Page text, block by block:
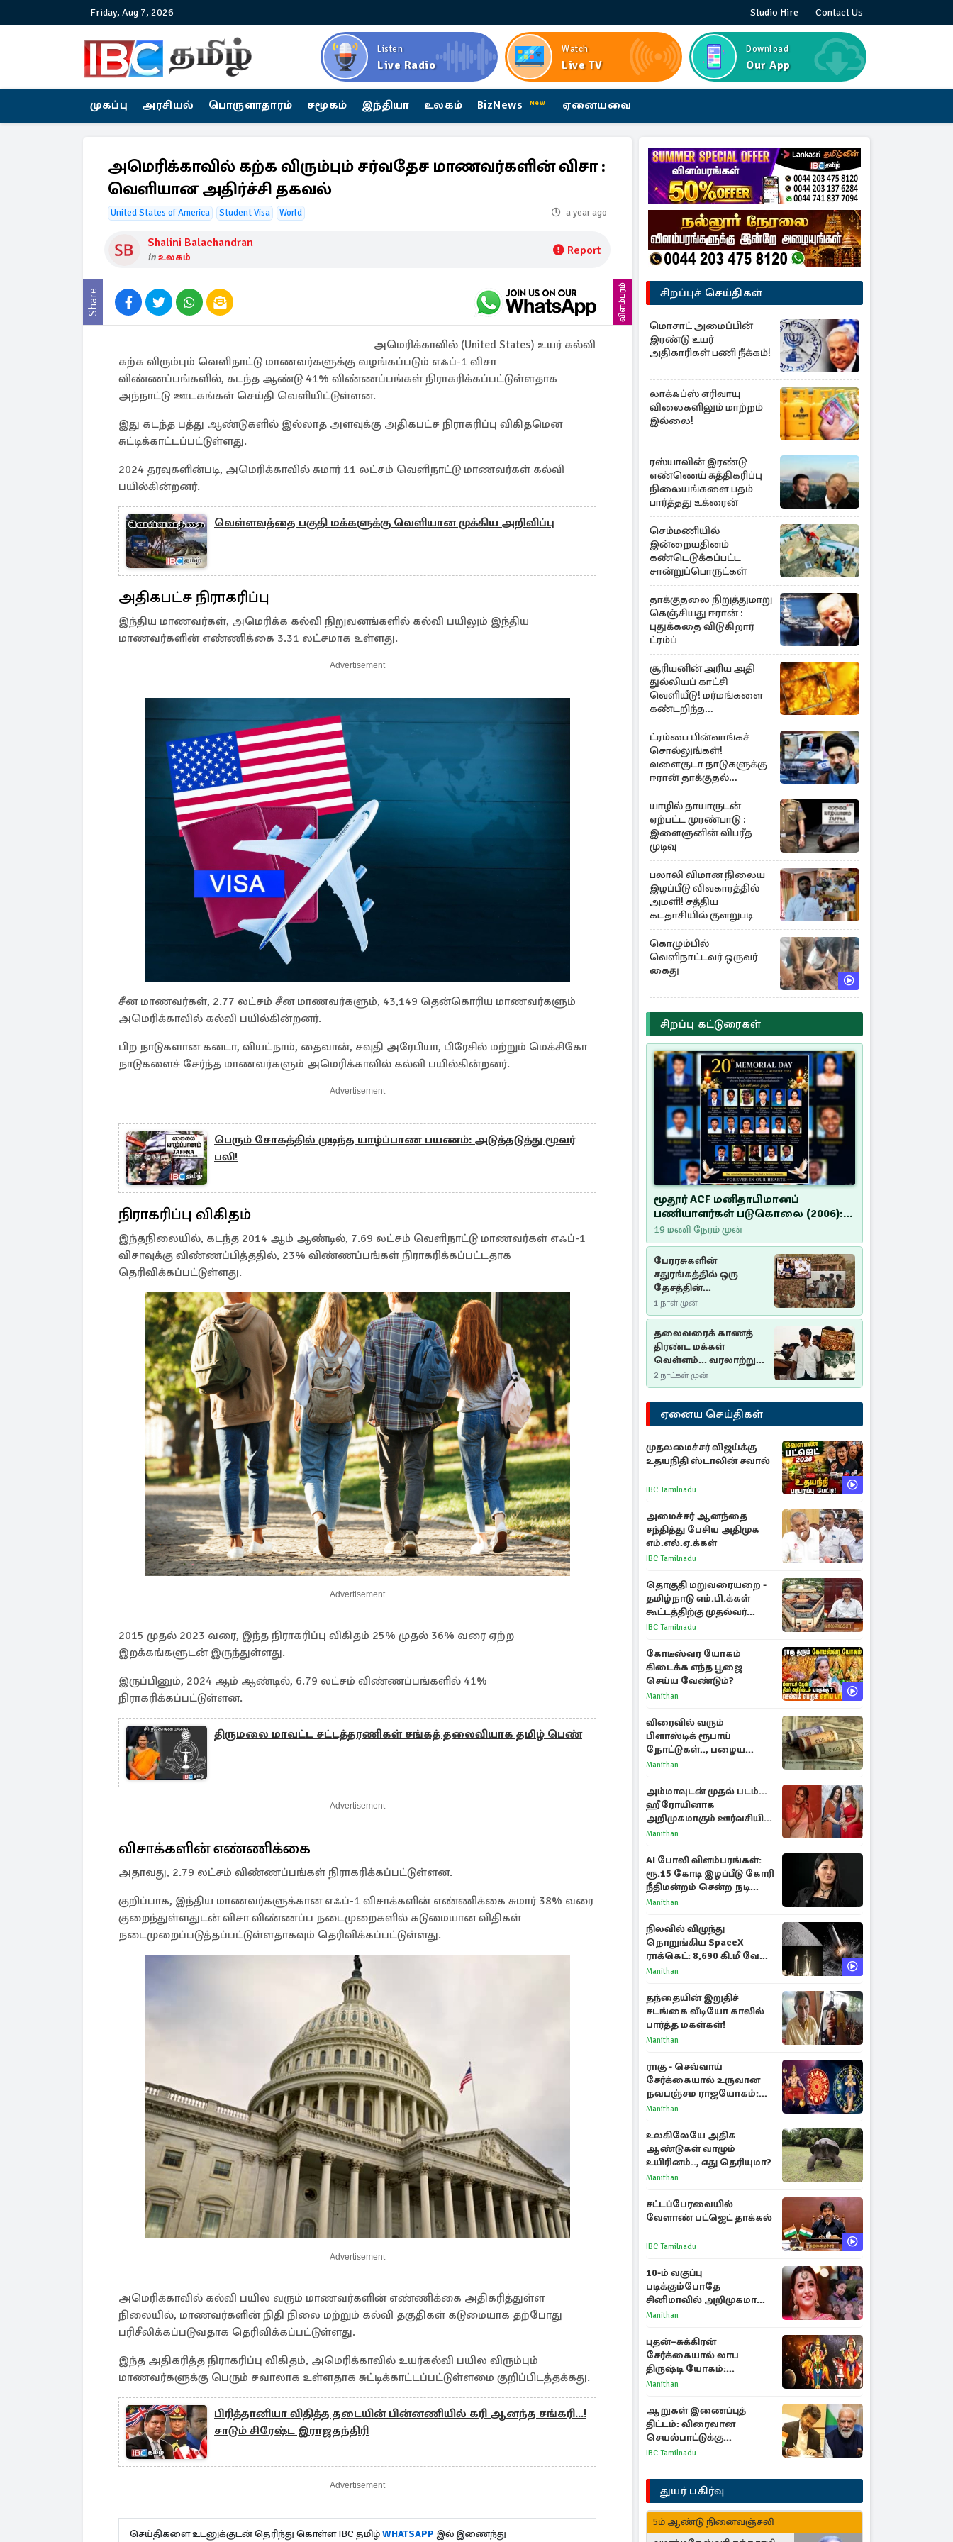
Friday, Aug 7, 2026 Studio Hire Contact Us
Listen
Live Radio
Watch
Live TV
Download
Our App
முகப்பு அரசியல் பொருளாதாரம் சமூகம் இந்தியா உலகம் BizNews New ஏனையவை
அமெரிக்காவில் கற்க விரும்பும் சர்வதேச மாணவர்களின் விசா :
வெளியான அதிர்ச்சி தகவல்
United States of America Student Visa World a year ago
Shalini Balachandran
inஉலகம் Report
Share விளம்பரம்
அமெரிக்காவில் (United States) உயர் கல்வி
கற்க விரும்பும் வெளிநாட்டு மாணவர்களுக்கு வழங்கப்படும் எஃப்-1 விசா
விண்ணப்பங்களில், கடந்த ஆண்டு 41% விண்ணப்பங்கள் நிராகரிக்கப்பட்டுள்ளதாக
அந்நாட்டு ஊடகங்கள் செய்தி வெளியிட்டுள்ளன.
இது கடந்த பத்து ஆண்டுகளில் இல்லாத அளவுக்கு அதிகபட்ச நிராகரிப்பு விகிதமென
சுட்டிக்காட்டப்பட்டுள்ளது.
2024 தரவுகளின்படி, அமெரிக்காவில் சுமார் 11 லட்சம் வெளிநாட்டு மாணவர்கள் கல்வி
பயில்கின்றனர்.
வெள்ளவத்தை பகுதி மக்களுக்கு வெளியான முக்கிய அறிவிப்பு
அதிகபட்ச நிராகரிப்பு
இந்திய மாணவர்கள், அமெரிக்க கல்வி நிறுவனங்களில் கல்வி பயிலும் இந்திய
மாணவர்களின் எண்ணிக்கை 3.31 லட்சமாக உள்ளது.
Advertisement
சீன மாணவர்கள், 2.77 லட்சம் சீன மாணவர்களும், 43,149 தென்கொரிய மாணவர்களும்
அமெரிக்காவில் கல்வி பயில்கின்றனர்.
பிற நாடுகளான கனடா, வியட்நாம், தைவான், சவுதி அரேபியா, பிரேசில் மற்றும் மெக்சிகோ
நாடுகளைச் சேர்ந்த மாணவர்களும் அமெரிக்காவில் கல்வி பயில்கின்றனர்.
Advertisement
பெரும் சோகத்தில் முடிந்த யாழ்ப்பாண பயணம்: அடுத்தடுத்து மூவர்
பலி!
நிராகரிப்பு விகிதம்
இந்தநிலையில், கடந்த 2014 ஆம் ஆண்டில், 7.69 லட்சம் வெளிநாட்டு மாணவர்கள் எஃப்-1
விசாவுக்கு விண்ணப்பித்ததில், 23% விண்ணப்பங்கள் நிராகரிக்கப்பட்டதாக
தெரிவிக்கப்பட்டுள்ளது.
Advertisement
2015 முதல் 2023 வரை, இந்த நிராகரிப்பு விகிதம் 25% முதல் 36% வரை ஏற்ற
இறக்கங்களுடன் இருந்துள்ளது.
இருப்பினும், 2024 ஆம் ஆண்டில், 6.79 லட்சம் விண்ணப்பங்களில் 41%
நிராகரிக்கப்பட்டுள்ளன.
திருமலை மாவட்ட சட்டத்தரணிகள் சங்கத் தலைவியாக தமிழ் பெண்
Advertisement
விசாக்களின் எண்ணிக்கை
அதாவது, 2.79 லட்சம் விண்ணப்பங்கள் நிராகரிக்கப்பட்டுள்ளன.
குறிப்பாக, இந்திய மாணவர்களுக்கான எஃப்-1 விசாக்களின் எண்ணிக்கை சுமார் 38% வரை
குறைந்துள்ளதுடன் விசா விண்ணப்ப நடைமுறைகளில் கடுமையான விதிகள்
நடைமுறைப்படுத்தப்பட்டுள்ளதாகவும் தெரிவிக்கப்பட்டுள்ளது.
Advertisement
அமெரிக்காவில் கல்வி பயில வரும் மாணவர்களின் எண்ணிக்கை அதிகரித்துள்ள
நிலையில், மாணவர்களின் நிதி நிலை மற்றும் கல்வி தகுதிகள் கடுமையாக தற்போது
பரிசீலிக்கப்படுவதாக தெரிவிக்கப்பட்டுள்ளது.
இந்த அதிகரித்த நிராகரிப்பு விகிதம், அமெரிக்காவில் உயர்கல்வி பயில விரும்பும்
மாணவர்களுக்கு பெரும் சவாலாக உள்ளதாக சுட்டிக்காட்டப்பட்டுள்ளமை குறிப்பிடத்தக்கது.
பிரித்தானியா விதித்த தடையின் பின்னணியில் கரி ஆனந்த சங்கரி...!
சாடும் சிரேஷ்ட இராஜதந்திரி
Advertisement
செய்திகளை உடனுக்குடன் தெரிந்து கொள்ள IBC தமிழ்WHATSAPP இல் இணைந்து
சிறப்புச் செய்திகள்
மொசாட் அமைப்பின்
இரண்டு உயர்
அதிகாரிகள் பணி நீக்கம்!
லாக்ஃப்ஸ் எரிவாயு
விலைகளிலும் மாற்றம்
இல்லை!
ரஸ்யாவின் இரண்டு
எண்ணெய் சுத்திகரிப்பு
நிலையங்களை பதம்
பார்த்தது உக்ரைன்
செம்மணியில்
இன்றையதினம்
கண்டெடுக்கப்பட்ட
சான்றுப்பொருட்கள்
தாக்குதலை நிறுத்துமாறு
கெஞ்சியது ஈரான் :
புதுக்கதை விடுகிறார்
ட்ரம்ப்
சூரியனின் அரிய அதி
துல்லியப் காட்சி
வெளியீடு! மர்மங்களை
கண்டறிந்த
விஞ்ஞானிகள்
ட்ரம்பை பின்வாங்கச்
சொல்லுங்கள்!
வளைகுடா நாடுகளுக்கு
ஈரான் தாக்குதல்
எச்சரிக்கை
யாழில் தாயாருடன்
ஏற்பட்ட முரண்பாடு :
இளைஞனின் விபரீத
முடிவு
பலாலி விமான நிலைய
இழப்பீடு விவகாரத்தில்
அமளி! சத்திய
கடதாசியில் குளறுபடி
கொழும்பில்
வெளிநாட்டவர் ஒருவர்
கைது
சிறப்பு கட்டுரைகள்
மூதூர் ACF மனிதாபிமானப்
பணியாளர்கள் படுகொலை (2006):
20 ஆண்டுகளாகியும் நீதி
மறுக்கப்பட்ட மனிதாபிமானப்
பேரவலம்
19 மணி நேரம் முன்
பேரரசுகளின்
சதுரங்கத்தில் ஒரு
தேசத்தின்
தீர்க்கதரிசனம் :
சுதுமலை பிரகடனம்
ஒரு வரலாற்றுப் பாடம்
1 நாள் முன்
தலைவரைக் காணத்
திரண்ட மக்கள்
வெள்ளம்... வரலாற்றுச்
சிறப்புமிக்க சுதுமலைப்
பிரகடனம்…
2 நாட்கள் முன்
ஏனைய செய்திகள்
முதலமைச்சர் விஜய்க்கு
உதயநிதி ஸ்டாலின் சவால்
IBC Tamilnadu
அமைச்சர் ஆனந்தை
சந்தித்து பேசிய அதிமுக
எம்.எல்.ஏ.க்கள்
IBC Tamilnadu
தொகுதி மறுவரையறை -
தமிழ்நாடு எம்.பி.க்கள்
கூட்டத்திற்கு முதல்வர்
விஜய் அழைப்பு
IBC Tamilnadu
கோடீஸ்வர யோகம்
கிடைக்க எந்த பூஜை
செய்ய வேண்டும்?
Manithan
விரைவில் வரும்
பிளாஸ்டிக் ரூபாய்
நோட்டுகள்.., பழைய
காகித நோட்டுகள்
Manithan
அம்மாவுடன் முதல் படம்...
ஹீரோயினாக
அறிமுகமாகும் ஊர்வசியின்
மகள் தேஜலட்சுமி!
Manithan
AI போலி விளம்பரங்கள்:
ரூ.15 கோடி இழப்பீடு கோரி
நீதிமன்றம் சென்ற நடிகை
ஸ்ருதி ஹாசன்!
Manithan
நிலவில் விழுந்து
நொறுங்கிய SpaceX
ராக்கெட்: 8,690 கி.மீ வேக
மோதலால் உருவான புதிய
Manithan
தந்தையின் இறுதிச்
சடங்கை வீடியோ காலில்
பார்த்த மகள்கள்!
Manithan
ராகு - செவ்வாய்
சேர்க்கையால் உருவான
நவபஞ்சம ராஜயோகம்:
அதிர்ஷ்டம் பெறும் 3
Manithan
உலகிலேயே அதிக
ஆண்டுகள் வாழும்
உயிரினம்.., எது தெரியுமா?
Manithan
சட்டப்பேரவையில்
வேளாண் பட்ஜெட் தாக்கல்
IBC Tamilnadu
10-ம் வகுப்பு
படிக்கும்போதே
சினிமாவில் அறிமுகமான
த்ரிஷா! உண்மையை
காந்தி
Manithan
புதன்–சுக்கிரன்
சேர்க்கையால் லாப
திருஷ்டி யோகம்:
அதிர்ஷ்டம் பெறும் டாப் 3
Manithan
ஆறுகள் இணைப்புத்
திட்டம்: விரைவான
செயல்பாட்டுக்கு
பிரதமருக்கு முதலமைச்சர்
IBC Tamilnadu
துயர் பகிர்வு
5ம் ஆண்டு நினைவஞ்சலி